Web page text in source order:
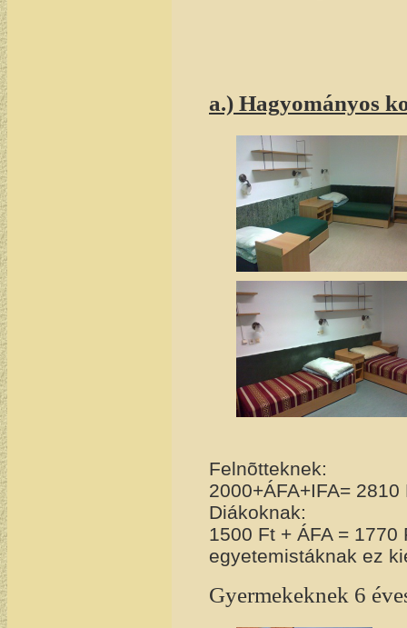
a.) Hagyományos
Felnõtteknek:
2000+ÁFA+IFA= 2810
Diákoknak:
1500 Ft + ÁFA =
egyetemistáknak ez
Gyermekeknek 6